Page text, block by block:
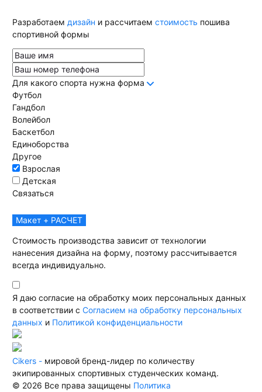
Разработаем дизайн и рассчитаем стоимость пошива
спортивной формы
Для какого спорта нужна форма
Футбол
Гандбол
Волейбол
Баскетбол
Единоборства
Другое
Взрослая
Детская
Связаться
Макет + РАСЧЕТ
Стоимость производства зависит от технологии
нанесения дизайна на форму, поэтому рассчитывается
всегда индивидуально.
Я даю согласие на обработку моих персональных данных
в соответствии с Согласием на обработку персональных
данных и Политикой конфиденциальности
Cikers - мировой бренд-лидер по количеству
экипированных спортивных студенческих команд.
© 2026 Все права защищены Политика